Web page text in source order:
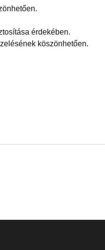
érdekében.
köszönhetően.